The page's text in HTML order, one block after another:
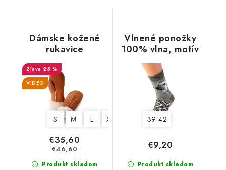
Dámske kožené
rukavice
"Exclusive",
svetlohnedé s
kožušinou
23 %
VIDEO
S M L XL
Produkt skladom
€35,60
€46,60
Vlnené ponožky
100% vlna, motív
ľadový medveď
39-42
Produkt skladom
€9,20